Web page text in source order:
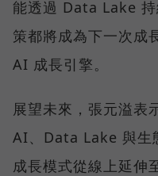
能透過 Data Lake
策都將成為下一次成
AI 成長引擎。
展望未來，張元溢表
AI、Data Lake 與生
成長模式從線上延伸